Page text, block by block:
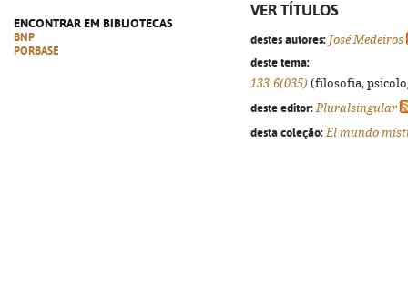
ENCONTRAR EM BIBLIOTECAS
BNP
PORBASE
VER TÍTULOS
destes autores: José Medeiros
deste tema:
133.6(035) (filosofia,
deste editor: Pluralsingular
desta coleção: El mundo